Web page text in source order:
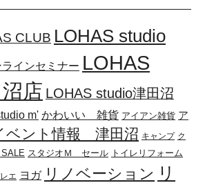
CLUB LOHAS studio
インセミナー LOHAS
店 LOHAS studio津田沼
m' かわいい 雑貨 アイアン雑貨 ア
ベント情報 津田沼 キャンプ ク
スタジオＭ セール トイレリフォーム
エ ヨガ リノベーション リ